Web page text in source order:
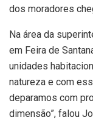
dos moradores
Na área da
em Feira de
unidades
natureza e com
deparamos com
dimensão”, falou